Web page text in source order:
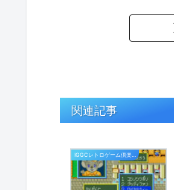
関連記事